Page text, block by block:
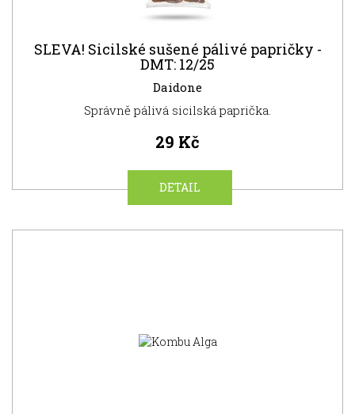
SLEVA! Sicilské sušené pálivé papričky -
DMT: 12/25
Daidone
Správně pálivá sicilská paprička.
29 Kč
DETAIL